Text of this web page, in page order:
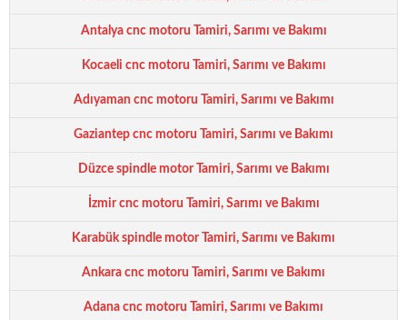
Antalya cnc motoru Tamiri, Sarımı ve Bakımı
Kocaeli cnc motoru Tamiri, Sarımı ve Bakımı
Adıyaman cnc motoru Tamiri, Sarımı ve Bakımı
Gaziantep cnc motoru Tamiri, Sarımı ve Bakımı
Düzce spindle motor Tamiri, Sarımı ve Bakımı
İzmir cnc motoru Tamiri, Sarımı ve Bakımı
Karabük spindle motor Tamiri, Sarımı ve Bakımı
Ankara cnc motoru Tamiri, Sarımı ve Bakımı
Adana cnc motoru Tamiri, Sarımı ve Bakımı